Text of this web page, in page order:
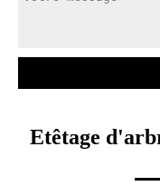
Etêtage